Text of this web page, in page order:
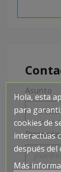
Asunto
Hola, esta
para
cookies de
interactúas
después
Más